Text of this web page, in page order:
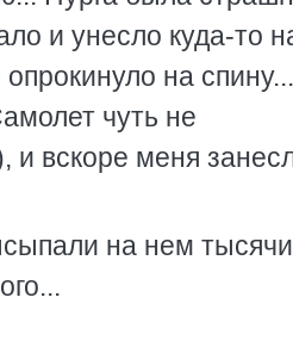
и унесло куда-то
на
чуть не
и вскоре меня
на нем тысячи